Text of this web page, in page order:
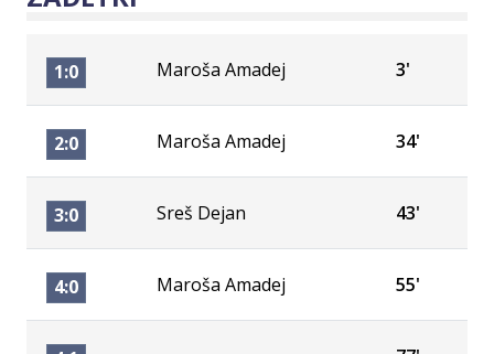
1:0 Maroša Amadej 3'
2:0 Maroša Amadej 34'
3:0 Sreš Dejan 43'
4:0 Maroša Amadej 55'